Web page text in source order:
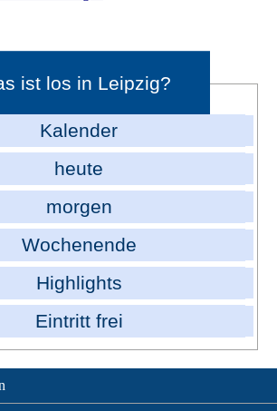
ist los in Leipzig?
Kalender
heute
morgen
Wochenende
Highlights
Eintritt frei